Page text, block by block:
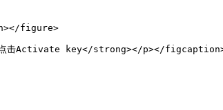
figure>
击Activate key</strong></p></